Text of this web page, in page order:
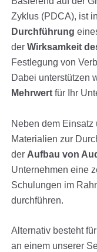
Zyklus (PDCA), ist
Durchführung
der Wirksamkeit
Festlegung von
Dabei unterstützen
Mehrwertfür Ihr
Neben dem
Materialien zur
der Aufbau von
Unternehmen eine
Schulungen im
durchführen.
Alternativ besteht
an einem unserer